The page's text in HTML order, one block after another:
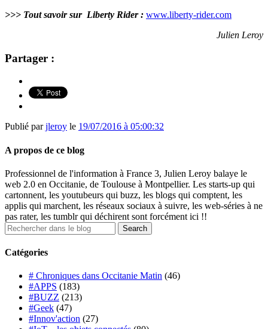
>>> Tout savoir sur Liberty Rider : www.liberty-rider.com
Julien Leroy
Partager :
Publié parjleroy le 19/07/2016 à 05:00:32
A propos de ce blog
Professionnel de l'information à France 3, Julien Leroy balaye le
web 2.0 en Occitanie, de Toulouse à Montpellier. Les starts-up qui
cartonnent, les youtubeurs qui buzz, les blogs qui comptent, les
applis qui marchent, les réseaux sociaux à suivre, les web-séries à ne
pas rater, les tumblr qui déchirent sont forcément ici !!
Catégories
# Chroniques dans Occitanie Matin (46)
#APPS (183)
#BUZZ (213)
#Geek (47)
#Innov'action (27)